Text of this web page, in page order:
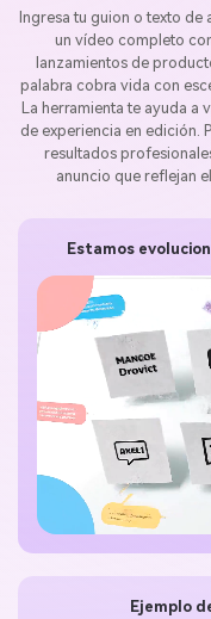
Ingresa tu guion o texto
un vídeo completo
lanzamientos de
palabra cobra vida con
La herramienta te ayuda a
de experiencia en edición.
resultados
anuncio que reflejan
Ejemplo
Estamos